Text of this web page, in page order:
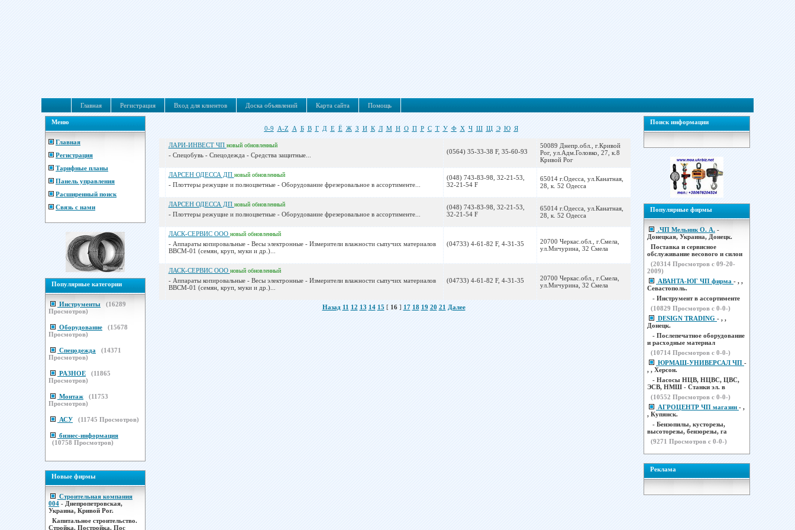
Главная Регистрация Вход для клиентов Доска объявлений Карта сайта Помощь
Меню
Главная
Регистрация
Тарифные планы
Панель управления
Расширенный поиск
Связь с нами
Популярные категории
Инструменты (16289
Просмотров)
Оборудование (15678
Просмотров)
Спецодежда (14371
Просмотров)
РАЗНОЕ (11865
Просмотров)
Монтаж (11753
Просмотров)
АСУ (11745 Просмотров)
бизнес-информация
(10758 Просмотров)
Новые фирмы
Строительная компания
004 - Днепропетровская,
Украина, Кривой Рог.
Капитальное строительство.
Стройка. Постройка. Пос
0-9 A-Z А Б В Г Д Е Ё Ж З И К Л М Н О П Р С Т У Ф Х Ч Ш Щ Э Ю Я
ЛАРИ-ИНВЕСТ ЧП новый обновленный
- Спецобувь - Спецодежда - Средства защитные... (0564) 35-33-38 F, 35-60-93
50089 Днепр.обл., г.Кривой
Рог, ул.Адм.Головко, 27, к.8
Кривой Рог
ЛАРСЕН ОДЕССА ДП новый обновленный
- Плоттеры режущие и полноцветные - Оборудование фрезеровальное в ассортименте...
(048) 743-83-98, 32-21-53,
32-21-54 F
65014 г.Одесса, ул.Канатная,
28, к. 52 Одесса
ЛАРСЕН ОДЕССА ДП новый обновленный
- Плоттеры режущие и полноцветные - Оборудование фрезеровальное в ассортименте...
(048) 743-83-98, 32-21-53,
32-21-54 F
65014 г.Одесса, ул.Канатная,
28, к. 52 Одесса
ЛАСК-СЕРВИС ООО новый обновленный
- Аппараты копировальные - Весы электронные - Измерители влажности сыпучих материалов
ВВСМ-01 (семян, круп, муки и др.)...
(04733) 4-61-82 F, 4-31-35
20700 Черкас.обл., г.Смела,
ул.Мичурина, 32 Смела
ЛАСК-СЕРВИС ООО новый обновленный
- Аппараты копировальные - Весы электронные - Измерители влажности сыпучих материалов
ВВСМ-01 (семян, круп, муки и др.)...
(04733) 4-61-82 F, 4-31-35
20700 Черкас.обл., г.Смела,
ул.Мичурина, 32 Смела
Назад 11 12 13 14 15[ 16] 17 18 19 20 21 Далее
Поиск информации
Популярные фирмы
.ЧП Мельник О. А. -
Донецкая, Украина, Донецк.
Поставка и сервисное
обслуживание весового и силои
(20314 Просмотров с 09-20-
2009)
АВАНТА-ЮГ ЧП фирма - , ,
Севастополь.
- Инструмент в ассортименте
(10829 Просмотров с 0-0-)
DESIGN TRADING - , ,
Донецк.
- Послепечатное оборудование
и расходные материал
(10714 Просмотров с 0-0-)
ЮРМАШ-УНИВЕРСАЛ ЧП -
, , Херсон.
- Насосы НЦВ, НЦВС, ЦВС,
ЭСВ, НМШ - Станки эл. в
(10552 Просмотров с 0-0-)
АГРОЦЕНТР ЧП магазин - ,
, Купянск.
- Бензопилы, кусторезы,
высоторезы, бензорезы, га
(9271 Просмотров с 0-0-)
Реклама